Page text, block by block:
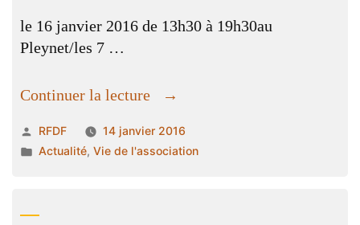
le 16 janvier 2016 de 13h30 à 19h30au
Pleynet/les 7 …
Continuer la lecture
« la
snow
day
Publié
par
RFDF
14 janvier 2016
Publié
Actualité,Vie de l'association